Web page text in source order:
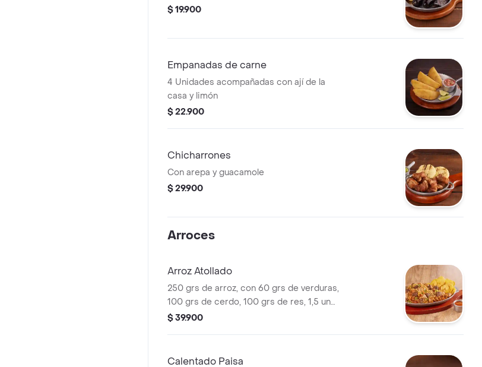
$ 19.900
Empanadas de carne
4 Unidades acompañadas con ají de la
casa y limón
$ 22.900
Chicharrones
Con arepa y guacamole
$ 29.900
Arroces
Arroz Atollado
250 grs de arroz, con 60 grs de verduras,
100 grs de cerdo, 100 grs de res, 1,5 und
de chorizo de cerdo de 90 grs,
$ 39.900
Calentado Paisa